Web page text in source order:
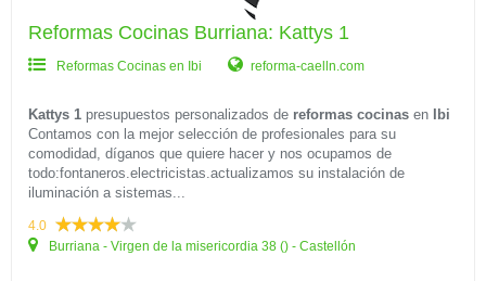
Reformas Cocinas Burriana: Kattys 1
Reformas Cocinas en Ibi reforma-caelln.com
Kattys 1 presupuestos personalizados de reformas cocinas en
Ibi
Contamos con la mejor selección de profesionales para su
comodidad, díganos que quiere hacer y nos ocupamos de
todo:fontaneros.electricistas.actualizamos su instalación de
iluminación a sistemas...
4.0
Burriana - Virgen de la misericordia 38 () - Castellón